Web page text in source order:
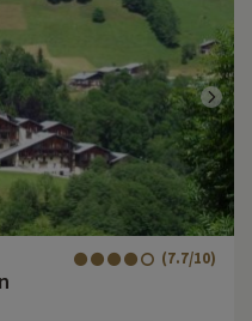
(7.7/10)